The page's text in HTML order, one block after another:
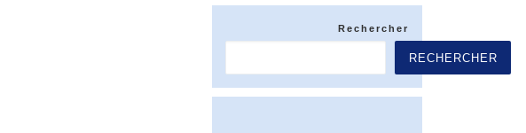
Rechercher
RECHERCHER